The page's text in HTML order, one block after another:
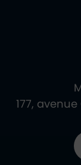
177,